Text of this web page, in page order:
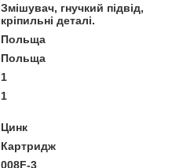
Змішувач, гнучкий підвід,
кріпильні деталі.
Польща
Польща
1
1
Цинк
Картридж
008F-3